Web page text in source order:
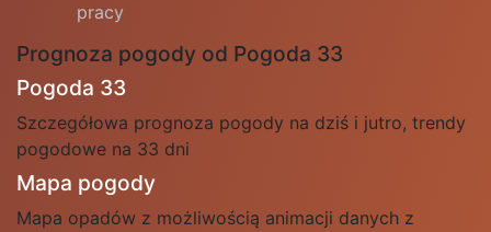
pracy
Prognoza pogody od Pogoda 33
Pogoda 33
Szczegółowa prognoza pogody na dziś i jutro, trendy
pogodowe na 33 dni
Mapa pogody
Mapa opadów z możliwością animacji danych z